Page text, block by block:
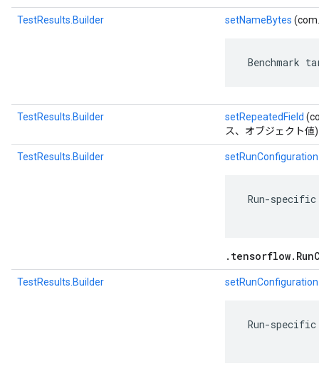
TestResults.Builder setNameBytes
Benchmark
TestResults.Builder setRepeatedField
ス、オブジェクト値)
TestResults.Builder setRunConfiguration
Run-
TestResults.Builder setRunConfiguration
Run-